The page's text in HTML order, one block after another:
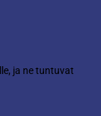
ja ne tuntuvat